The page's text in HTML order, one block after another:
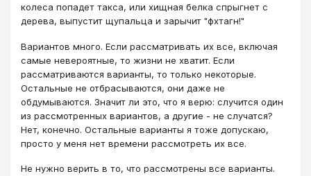
колеса попадет такса, или хищная белка спрыгнет с
дерева, выпустит щупальца и зарычит "фхтагн!"
Вариантов много. Если рассматривать их все, включая
самые невероятные, то жизни не хватит. Если
рассматриваются варианты, то только некоторые.
Остальные не отбрасываются, они даже не
обдумываются. Значит ли это, что я верю: случится один
из рассмотренных вариантов, а другие - не случатся?
Нет, конечно. Остальные варианты я тоже допускаю,
просто у меня нет времени рассмотреть их все.
Не нужно верить в то, что рассмотрены все варианты.